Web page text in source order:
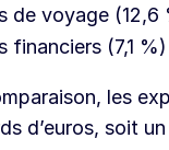
de voyage (12,6
financiers (7,1 %)
les
d’euros, soit